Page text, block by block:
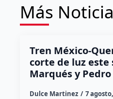
Más
Tren México-
corte de luz este
Marqués y Pedro
Dulce Martinez 7